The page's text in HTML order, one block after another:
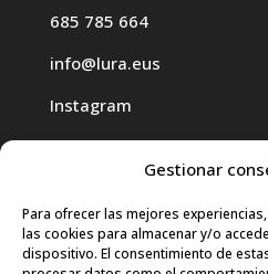
Gestionar
Para ofrecer las mejores
las cookies para almacenar y/o
dispositivo. El consentimiento de
685 785 664
info@lura.eus
Instagram
Haz clic para aceptar